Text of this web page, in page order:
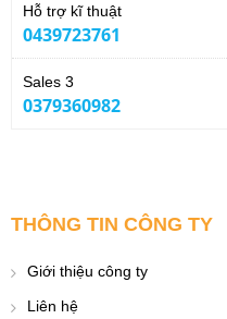
Hỗ trợ kĩ thuật
0439723761
Sales 3
0379360982
THÔNG TIN CÔNG TY
Giới thiệu công ty
Liên hệ